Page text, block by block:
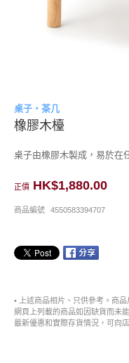
桌子・茶几
橡膠木檯
桌子由橡膠木製成，易於在
正價 HK$1,880.00
商品編號 4550583394707
• 上述商品相片、只供參考。商
網頁上列載的商品如因缺貨而未
最新優惠和實際存貨情況，可向